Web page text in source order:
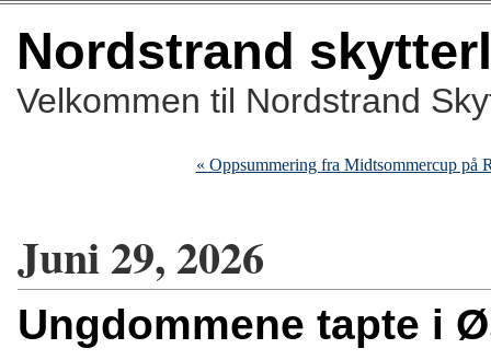
Nordstrand
Velkommen til Nordstrand
« Oppsummering fra Midtsommercup på
Juni 29, 2026
Ungdommene tapte i